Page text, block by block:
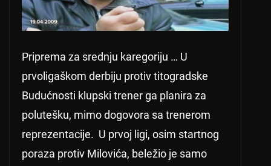
Priprema za srednju karegoriju … U
prvoligaškom derbiju protiv titogradske
Budućnosti klupski trener ga planira za
polutešku, mimo dogovora sa trenerom
reprezentacije. U prvoj ligi, osim startnog
poraza protiv Milovića, beležio je samo